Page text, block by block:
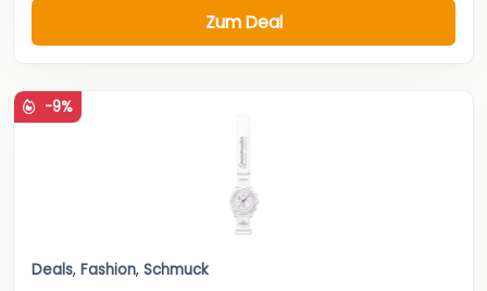
Zum Deal
-9%
Deals, Fashion, Schmuck